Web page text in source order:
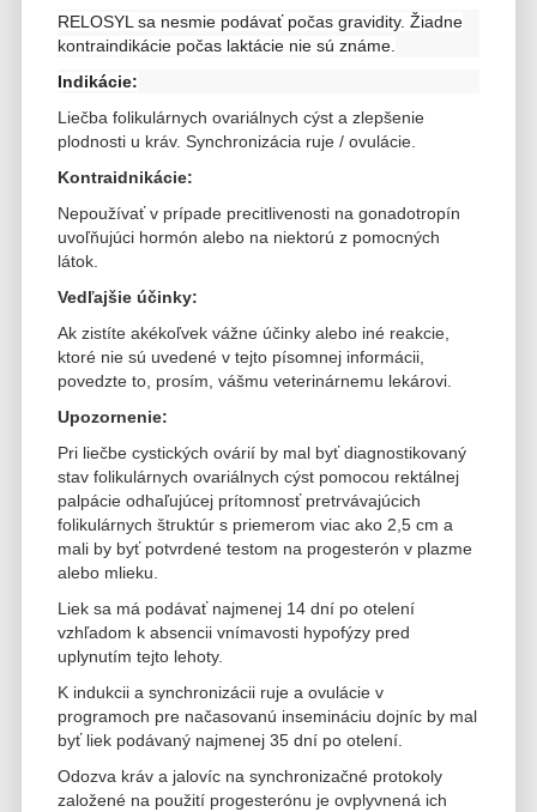
RELOSYL sa nesmie podávať počas gravidity. Žiadne
kontraindikácie počas laktácie nie sú známe.
Indikácie:
Liečba folikulárnych ovariálnych cýst a zlepšenie
plodnosti u kráv. Synchronizácia ruje / ovulácie.
Kontraidnikácie:
Nepoužívať v prípade precitlivenosti na gonadotropín
uvoľňujúci hormón alebo na niektorú z pomocných
látok.
Vedľajšie účinky:
Ak zistíte akékoľvek vážne účinky alebo iné reakcie,
ktoré nie sú uvedené v tejto písomnej informácii,
povedzte to, prosím, vášmu veterinárnemu lekárovi.
Upozornenie:
Pri liečbe cystických ovárií by mal byť diagnostikovaný
stav folikulárnych ovariálnych cýst pomocou rektálnej
palpácie odhaľujúcej prítomnosť pretrvávajúcich
folikulárnych štruktúr s priemerom viac ako 2,5 cm a
mali by byť potvrdené testom na progesterón v plazme
alebo mlieku.
Liek sa má podávať najmenej 14 dní po otelení
vzhľadom k absencii vnímavosti hypofýzy pred
uplynutím tejto lehoty.
K indukcii a synchronizácii ruje a ovulácie v
programoch pre načasovanú insemináciu dojníc by mal
byť liek podávaný najmenej 35 dní po otelení.
Odozva kráv a jalovíc na synchronizačné protokoly
založené na použití progesterónu je ovplyvnená ich